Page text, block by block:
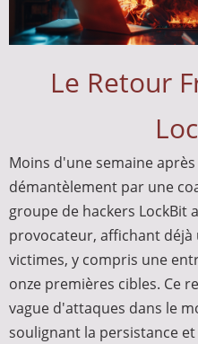
Le Retour
Moins d'une semaine
démantèlement par une
groupe de hackers LockBit
provocateur, affichant déjà
victimes, y compris une
onze premières cibles. Ce
vague d'attaques dans le
soulignant la persistance